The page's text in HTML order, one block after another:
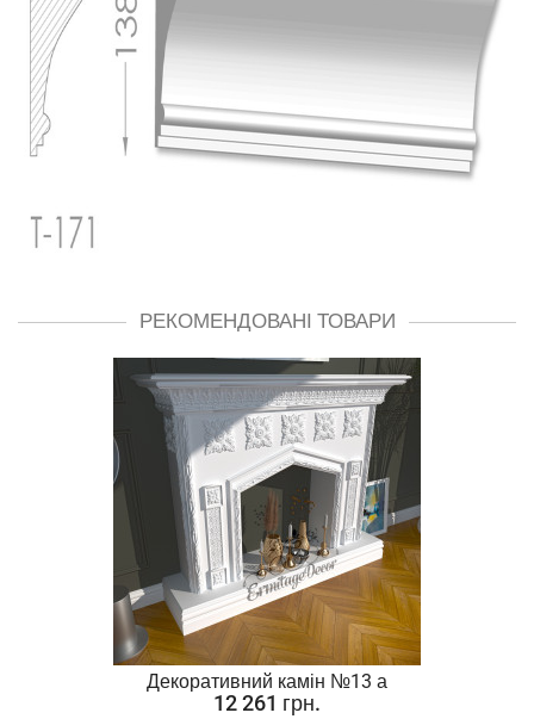
РЕКОМЕНДОВАНІ ТОВАРИ
Декоративний камін №13 а
12 261 грн.